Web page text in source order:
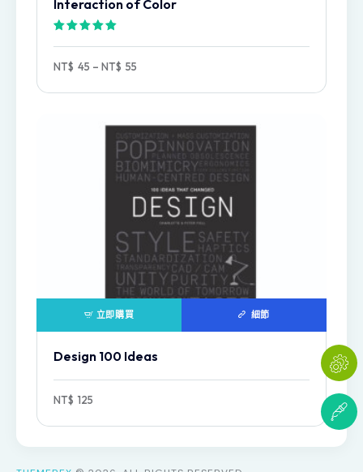
Interaction of Color
滿分 5
NT$ 45 – NT$ 55
立即購買 細節
Design 100 Ideas
NT$ 125